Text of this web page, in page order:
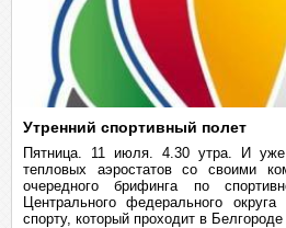
Утренний спортивный полет
Пятница. 11 июля. 4.30 утра. И
тепловых аэростатов со своими
очередного брифинга по
Центрального федерального округа
спорту, который проходит в